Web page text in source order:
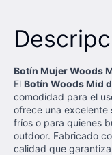
Botín Mujer Woods
El Botín Woods Mid
comodidad para el
ofrece una excelente
fríos o para quienes
outdoor. Fabricado
calidad que